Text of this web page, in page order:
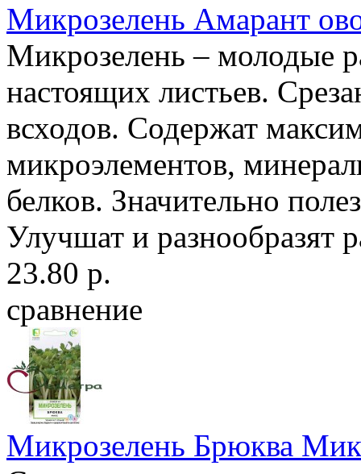
Микрозелень Амарант
Микрозелень – молодые
настоящих листьев.
всходов. Содержат
микроэлементов,
белков. Значительно
Улучшат и разнообразят
23.80 р.
сравнение
Микрозелень Брюква